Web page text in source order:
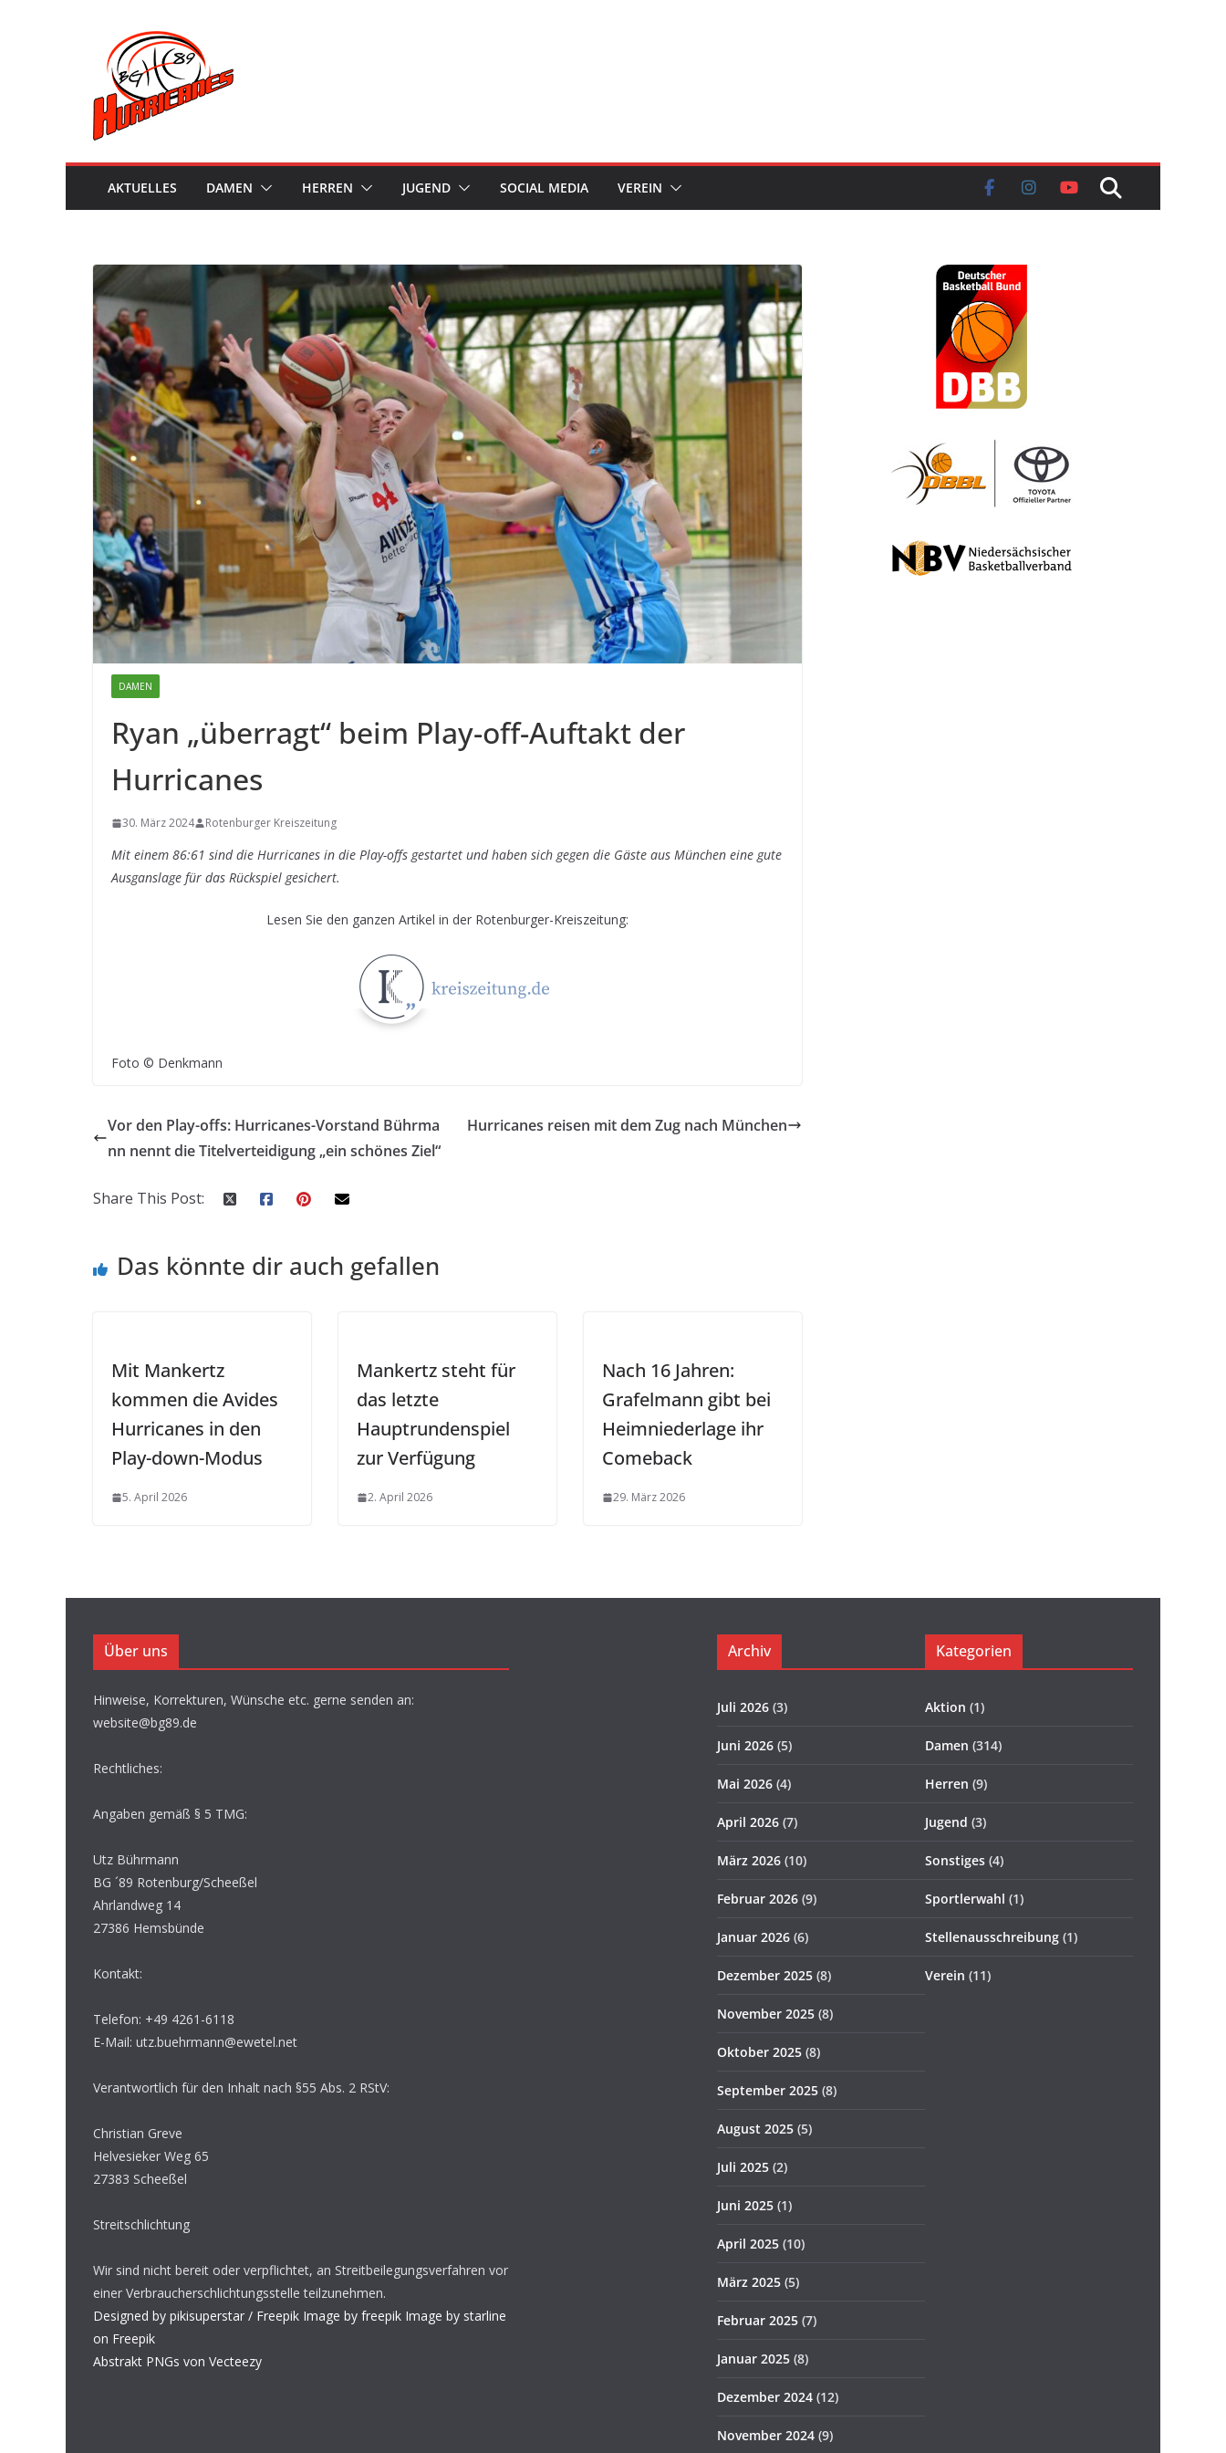
content
AKTUELLES DAMEN HERREN JUGEND SOCIAL MEDIA VEREIN
DAMEN
Ryan „überragt“ beim Play-off-Auftakt der
Hurricanes
30. März 2024 Rotenburger Kreiszeitung
Mit einem 86:61 sind die Hurricanes in die Play-offs gestartet und haben sich gegen die Gäste aus München eine gute
Ausganslage für das Rückspiel gesichert.
Lesen Sie den ganzen Artikel in der Rotenburger-Kreiszeitung:
Foto © Denkmann
Vor den Play-offs: Hurricanes-Vorstand Bührma
nn nennt die Titelverteidigung „ein schönes Ziel“
Hurricanes reisen mit dem Zug nach München
Share This Post:
Das könnte dir auch gefallen
Mit Mankertz
kommen die Avides
Hurricanes in den
Play-down-Modus
5. April 2026
Mankertz steht für
das letzte
Hauptrundenspiel
zur Verfügung
2. April 2026
Nach 16 Jahren:
Grafelmann gibt bei
Heimniederlage ihr
Comeback
29. März 2026
Über uns
Hinweise, Korrekturen, Wünsche etc. gerne senden an:
website@bg89.de
Rechtliches:
Angaben gemäß § 5 TMG:
Utz Bührmann
BG ´89 Rotenburg/Scheeßel
Ahrlandweg 14
27386 Hemsbünde
Kontakt:
Telefon: +49 4261-6118
E-Mail: utz.buehrmann@ewetel.net
Verantwortlich für den Inhalt nach §55 Abs. 2 RStV:
Christian Greve
Helvesieker Weg 65
27383 Scheeßel
Streitschlichtung
Wir sind nicht bereit oder verpflichtet, an Streitbeilegungsverfahren vor
einer Verbraucherschlichtungsstelle teilzunehmen.
Designed by pikisuperstar / Freepik Image by freepik Image by starline
on Freepik
Abstrakt PNGs von Vecteezy
Archiv
Juli 2026 (3)
Juni 2026 (5)
Mai 2026 (4)
April 2026 (7)
März 2026 (10)
Februar 2026 (9)
Januar 2026 (6)
Dezember 2025 (8)
November 2025 (8)
Oktober 2025 (8)
September 2025 (8)
August 2025 (5)
Juli 2025 (2)
Juni 2025 (1)
April 2025 (10)
März 2025 (5)
Februar 2025 (7)
Januar 2025 (8)
Dezember 2024 (12)
November 2024 (9)
Kategorien
Aktion (1)
Damen (314)
Herren (9)
Jugend (3)
Sonstiges (4)
Sportlerwahl (1)
Stellenausschreibung (1)
Verein (11)